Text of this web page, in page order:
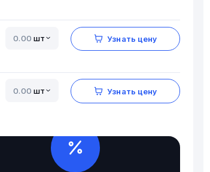
шт Узнать цену
шт Узнать цену